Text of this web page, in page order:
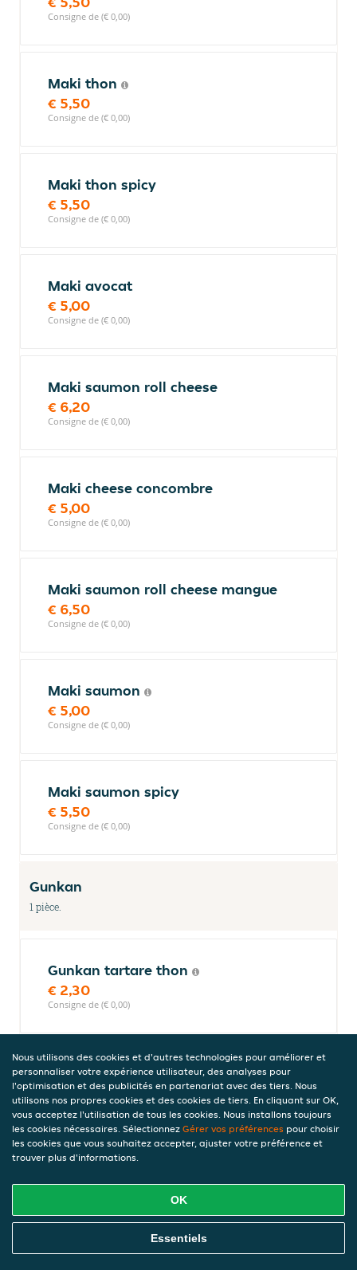
Consigne de (€ 0,00)
Maki thon
€ 5,50
Consigne de (€ 0,00)
Maki thon spicy
€ 5,50
Consigne de (€ 0,00)
Maki avocat
€ 5,00
Consigne de (€ 0,00)
Maki saumon roll cheese
€ 6,20
Consigne de (€ 0,00)
Maki cheese concombre
€ 5,00
Consigne de (€ 0,00)
Maki saumon roll cheese mangue
€ 6,50
Consigne de (€ 0,00)
Maki saumon
€ 5,00
Consigne de (€ 0,00)
Maki saumon spicy
€ 5,50
Consigne de (€ 0,00)
Gunkan
1 pièce.
Gunkan tartare thon
€ 2,30
Consigne de (€ 0,00)
Gunkan ikura (oeufs de saumon)
€ 2,30
Consigne de (€ 0,00)
Commandez En Ligne
Nous utilisons des cookies et d'autres technologies pour améliorer et
personnaliser votre expérience utilisateur, des analyses pour
l'optimisation et des publicités en partenariat avec des tiers. Nous
utilisons nos propres cookies et des cookies de tiers. En cliquant sur OK,
vous acceptez l'utilisation de tous les cookies. Nous installons toujours
les cookies nécessaires. Sélectionnez Gérer vos préférences pour choisir
les cookies que vous souhaitez accepter, ajuster votre préférence et
trouver plus d'informations.
OK
Essentiels